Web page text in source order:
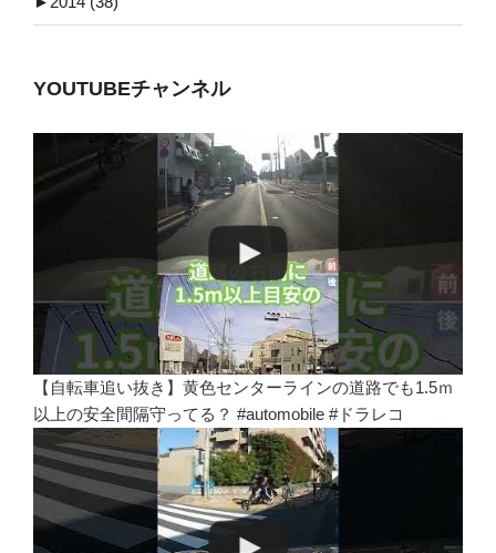
YOUTUBEチャンネル
【自転車追い抜き】黄色センターラインの道路でも1.5ｍ
以上の安全間隔守ってる？ #automobile #ドラレコ